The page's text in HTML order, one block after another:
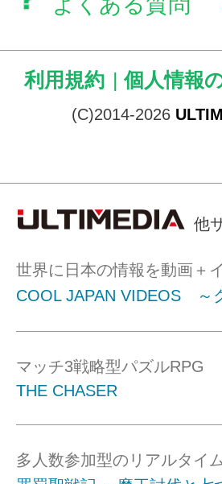
利用規約 | 個人情報
(C)2014-2026
他
世界に日本の情報を動画＋
COOL JAPAN VIDEOS ～
マッチ3戦略型パズルRPG
THE CHASER
多人数参加型のリアルタイ